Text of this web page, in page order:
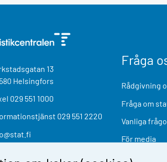
13
Helsingfors
029 551 1000
029 551 2220
Fråga
Rådgivning
Fråga om
Vanliga
För media